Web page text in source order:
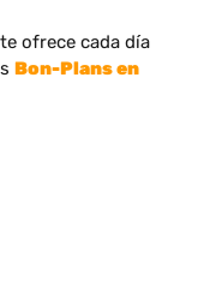
te ofrece cada día
Bon-Plans en